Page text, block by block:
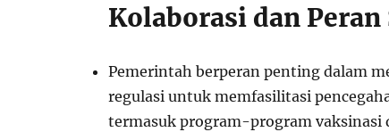
Kolaborasi dan
Pemerintah berperan penting dalam
regulasi untuk memfasilitasi
termasuk program-program vaksinasi